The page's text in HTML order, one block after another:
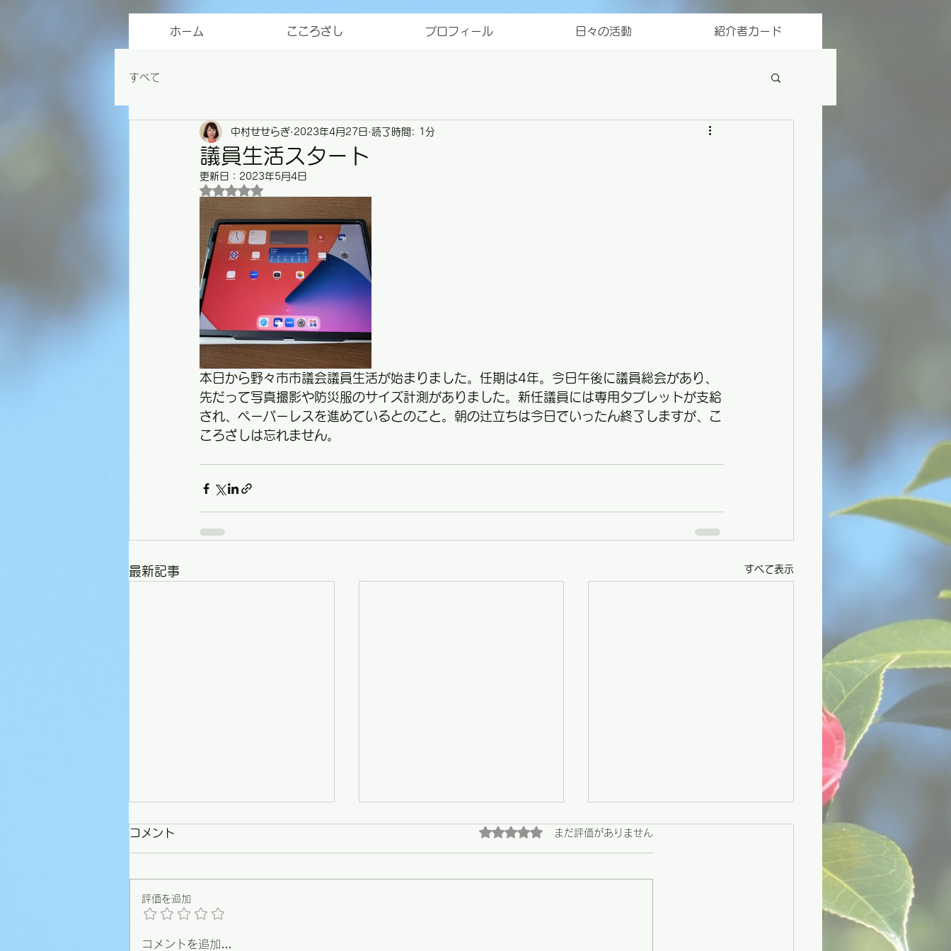
ホーム こころざし プロフィール 日々の活動 紹介者カード
すべて
議員生活スタート
中村せせらぎ 2023年4月27日 読了時間: 1分
更新日： 2023年5月4日
5つ星のうちNaNと評価されています。
本日から野々市市議会議員生活が始まりました。任期は4年。今日午後に議員総会があり、
先だって写真撮影や防災服のサイズ計測がありました。新任議員には専用タブレットが支給
され、ペーパーレスを進めているとのこと。朝の辻立ちは今日でいったん終了しますが、こ
ころざしは忘れません。
最新記事 すべて表示
【野々市】条例づくりの原点
コメント 5つ星のうち0と評価されています。
まだ評価がありません
評価を追加
コメントを追加…